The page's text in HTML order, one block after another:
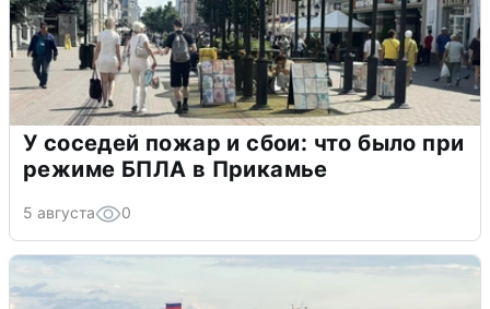
У соседей пожар и сбои: что было при
режиме БПЛА в Прикамье
5 августа 0